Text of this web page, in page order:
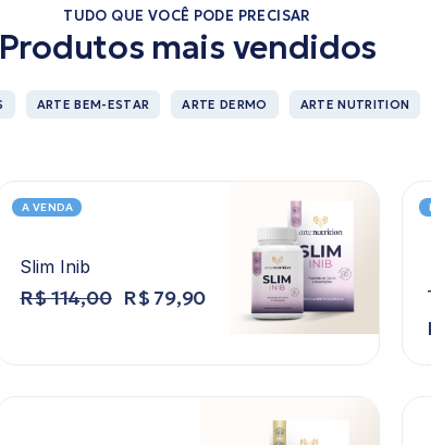
TUDO QUE VOCÊ PODE PRECISAR
Produtos mais vendidos
ARTE BEM-ESTAR ARTE DERMO ARTE NUTRITION
A VENDA
Slim Inib
R$114,00 R$ 79,90